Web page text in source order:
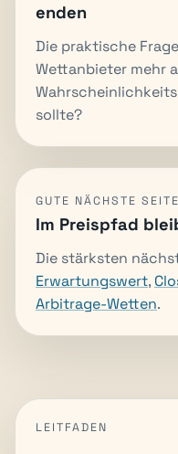
enden
Die praktische
Wettanbieter mehr
sollte?
GUTE NÄCHSTE
Im Preispfad
Die stärksten
Erwartungswert,
Arbitrage-Wetten.
LEITFADEN